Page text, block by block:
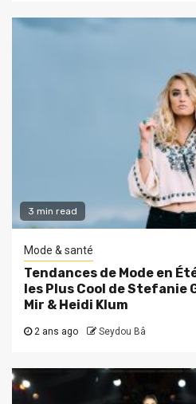
3 min read
Mode & santé
Tendances de Mode en
les Plus Cool de Stefanie
Mir & Heidi Klum
2 ans ago Seydou Bâ